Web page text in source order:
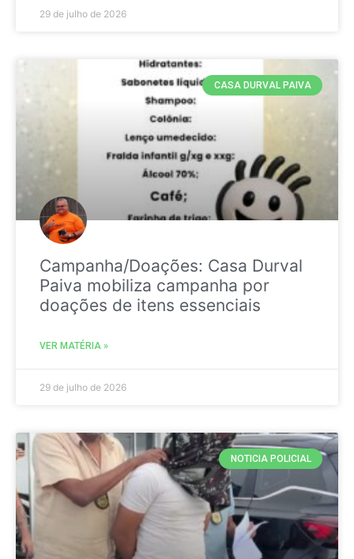
29 de julho de 2026
CASA DURVAL PAIVA
Campanha/Doações: Casa Durval
Paiva mobiliza campanha por
doações de itens essenciais
VER MATÉRIA »
29 de julho de 2026
NOTICIA POLICIAL